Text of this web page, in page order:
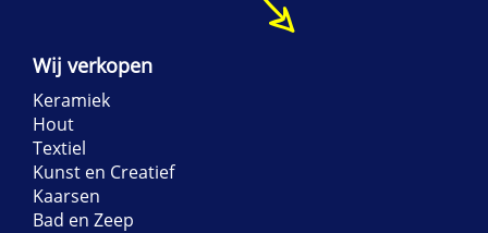
Wij verkopen
Keramiek
Hout
Textiel
Kunst en Creatief
Kaarsen
Bad en Zeep